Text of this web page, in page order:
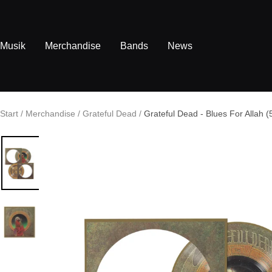
Inhalt
Musik Merchandise Bands News
Start Merchandise Grateful Dead Grateful Dead - Blues For Allah